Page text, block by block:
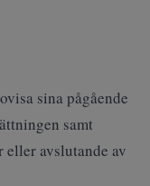
sina pågående
samt
avslutande av